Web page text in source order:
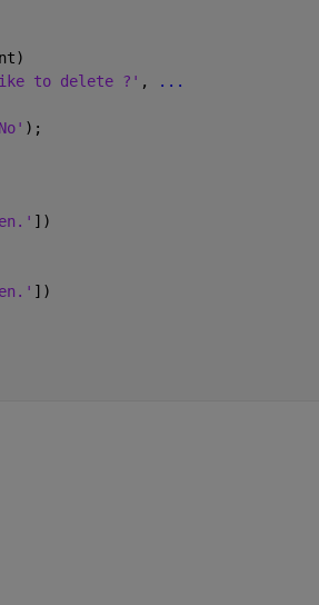
to delete ?' ,
...
);
])
])